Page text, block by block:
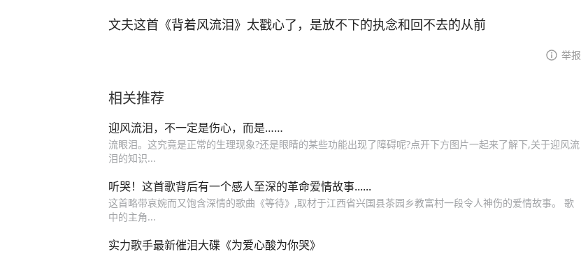
文夫这首《背着风流泪》太戳心了，是放不下的执念和回不去的从前
举报
相关推荐
迎风流泪，不一定是伤心，而是……
流眼泪。这究竟是正常的生理现象?还是眼睛的某些功能出现了障碍呢?点开下方图片一起来了解下,关于迎风流
泪的知识...
听哭！这首歌背后有一个感人至深的革命爱情故事......
这首略带哀婉而又饱含深情的歌曲《等待》,取材于江西省兴国县茶园乡教富村一段令人神伤的爱情故事。 歌
中的主角...
实力歌手最新催泪大碟《为爱心酸为你哭》